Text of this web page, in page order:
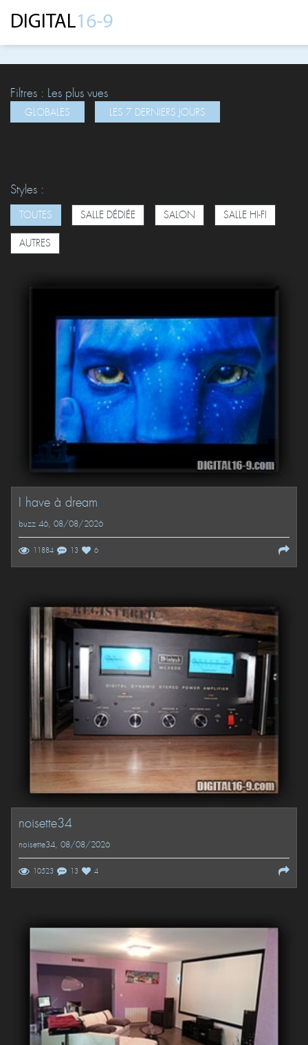
Filtres : Les plus vues
Styles :
TOUTES SALLE DÉDIÉE SALON SALLE HI-FI
AUTRES
I have à dream
buzz 46, 08/08/2026
11884 13 6
noisette34
noisette34, 08/08/2026
10523 13 4